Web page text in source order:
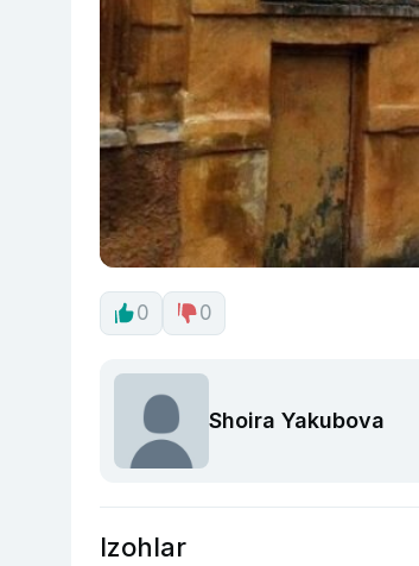
0 0
Shoira Yakubova
Izohlar